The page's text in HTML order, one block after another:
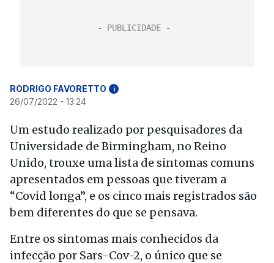
RODRIGO FAVORETTO i
26/07/2022 - 13:24
Um estudo realizado por pesquisadores da
Universidade de Birmingham, no Reino
Unido, trouxe uma lista de sintomas comuns
apresentados em pessoas que tiveram a
“Covid longa”, e os cinco mais registrados são
bem diferentes do que se pensava.
Entre os sintomas mais conhecidos da
infecção por Sars-Cov-2, o único que se